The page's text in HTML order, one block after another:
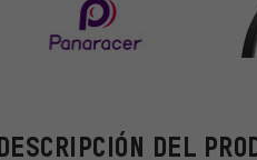
DESCRIPCIÓN DEL